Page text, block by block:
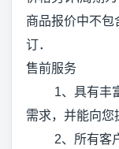
商品报价中不包
订．
售前服务
1、具有丰富
需求，并能向您
2、所有客户